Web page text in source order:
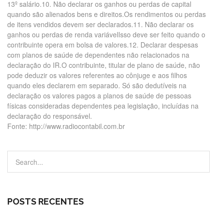
13º salário.10. Não declarar os ganhos ou perdas de capital
quando são alienados bens e direitos.Os rendimentos ou perdas
de itens vendidos devem ser declarados.11. Não declarar os
ganhos ou perdas de renda variávelIsso deve ser feito quando o
contribuinte opera em bolsa de valores.12. Declarar despesas
com planos de saúde de dependentes não relacionados na
declaração do IR.O contribuinte, titular de plano de saúde, não
pode deduzir os valores referentes ao cônjuge e aos filhos
quando eles declarem em separado. Só são dedutíveis na
declaração os valores pagos a planos de saúde de pessoas
físicas consideradas dependentes pea legislação, incluídas na
declaração do responsável.
Fonte: http://www.radiocontabil.com.br
POSTS RECENTES